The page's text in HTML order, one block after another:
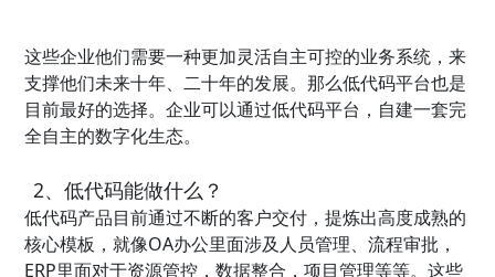
这些企业他们需要一种更加灵活自主可控的业务系统，来
支撑他们未来十年、二十年的发展。那么低代码平台也是
目前最好的选择。企业可以通过低代码平台，自建一套完
全自主的数字化生态。
2、低代码能做什么？
低代码产品目前通过不断的客户交付，提炼出高度成熟的
核心模板，就像OA办公里面涉及人员管理、流程审批，
ERP里面对于资源管控，数据整合，项目管理等等。这些